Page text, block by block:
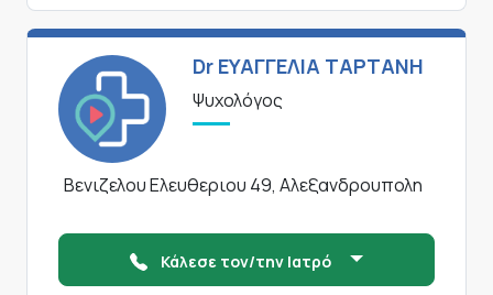
Dr ΕΥΑΓΓΕΛΙΑ ΤΑΡΤΑΝΗ
Ψυχολόγος
Βενιζελου Ελευθεριου 49, Αλεξανδρουπολη
Κάλεσε τον/την Ιατρό